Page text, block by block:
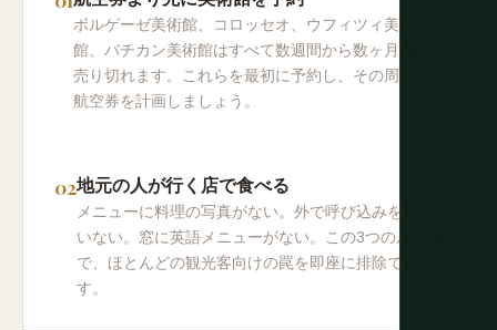
ボルゲーゼ美術館、コロッセオ、ウフィツィ美術
館、バチカン美術館はすべて数週間から数ヶ月前に
売り切れます。これらを最初に予約し、その周りに
航空券を計画しましょう。
地元の人が行く店で食べる
メニューに料理の写真がない。外で呼び込みをして
いない。窓に英語メニューがない。この3つのルール
で、ほとんどの観光客向けの罠を即座に排除できま
す。